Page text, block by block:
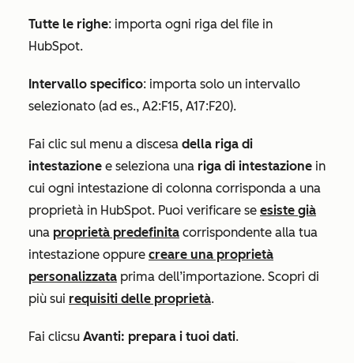
Tutte le righe: importa ogni riga del file in
HubSpot.
Intervallo specifico: importa solo un intervallo
selezionato (ad es., A2:F15, A17:F20).
Fai clic sul menu a discesa della riga di
intestazione e seleziona una riga di intestazione in
cui ogni intestazione di colonna corrisponda a una
proprietà in HubSpot. Puoi verificare se esiste già
una proprietà predefinita corrispondente alla tua
intestazione oppure creare una proprietà
personalizzata prima dell’importazione. Scopri di
più sui requisiti delle proprietà.
Fai clicsu Avanti: prepara i tuoi dati.